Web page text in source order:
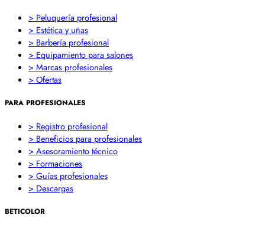
> Peluquería profesional
> Estética y uñas
> Barbería profesional
> Equipamiento para salones
> Marcas profesionales
> Ofertas
PARA PROFESIONALES
> Registro profesional
> Beneficios para profesionales
> Asesoramiento técnico
> Formaciones
> Guías profesionales
> Descargas
BETICOLOR